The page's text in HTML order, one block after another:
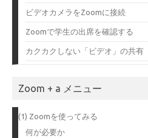
ビデオカメラをZoomに接続
Zoomで学生の出席を確認する
カクカクしない「ビデオ」の共有
Zoom + a メニュー
(1) Zoomを使ってみる
何が必要か